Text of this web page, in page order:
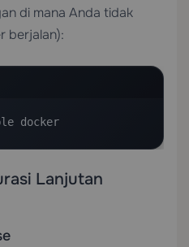
di mana Anda tidak
berjalan):
docker
Lanjutan